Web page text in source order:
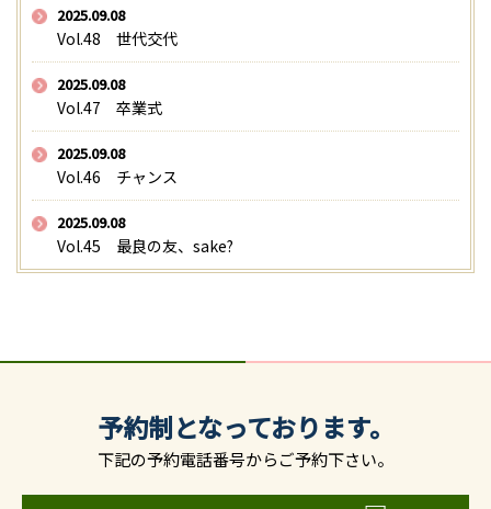
2025.09.08
Vol.48 世代交代
2025.09.08
Vol.47 卒業式
2025.09.08
Vol.46 チャンス
2025.09.08
Vol.45 最良の友、sake?
予約制となっております。
下記の予約電話番号からご予約下さい。